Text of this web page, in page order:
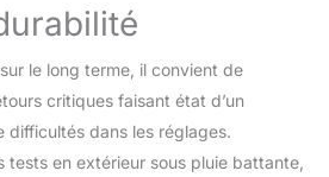
montage pour les
montures Weaver 20 mm
et Dovetail 11 mm,
compatibles avec la
plupart des équipements
nécessitant des fixations
optiques de précision.
le long terme, il convient de
critiques faisant état d’un
difficultés dans les réglages.
tests en extérieur sous pluie battante,